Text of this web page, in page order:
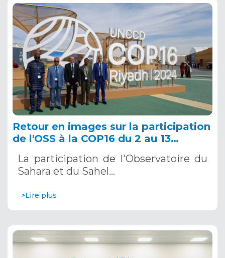
Retour en images sur la participation
de l'OSS à la COP16 du 2 au 13
Saoudite
La participation de l'Observatoire du
Sahara et du Sahel…
>Lire plus